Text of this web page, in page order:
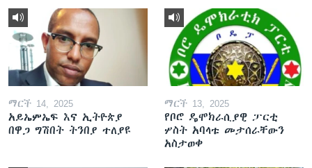
ማርች 14, 2025
አይኤምኤፍ እና ኢትዮጵያ
በዋጋ ግሽበት ትንበያ ተለያዩ
ማርች 13, 2025
የቦሮ ዴሞክራሲያዊ ፓርቲ
ሦስት አባላቱ መታሰራቸውን
አስታወቀ